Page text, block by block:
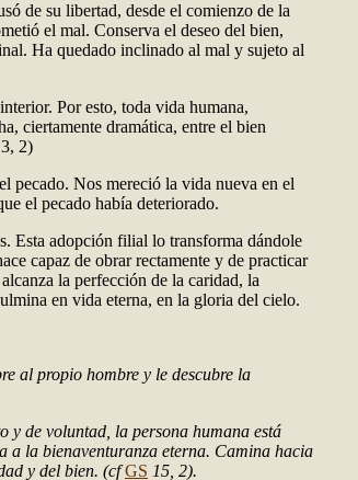
de su libertad, desde el comienzo de la
el mal. Conserva el deseo del bien,
Ha quedado inclinado al mal y sujeto al
Por esto, toda vida humana,
ciertamente dramática, entre el bien
2)
pecado. Nos mereció la vida nueva en el
el pecado había deteriorado.
Esta adopción filial lo transforma dándole
capaz de obrar rectamente y de practicar
la perfección de la caridad, la
en vida eterna, en la gloria del cielo.
al propio hombre y le descubre la
y de voluntad, la persona humana está
a la bienaventuranza eterna. Camina hacia
y del bien. (cfGS 15, 2).